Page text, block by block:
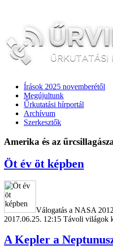
Írások 2025 novemberétől
Megújultunk
Űrkutatási hírportál
Archívum
Szerkesztők
Amerika és az
Öt év öt képben
Válogatás a NASA
2017.06.25. 12:15 Távoli világok
A Kepler a